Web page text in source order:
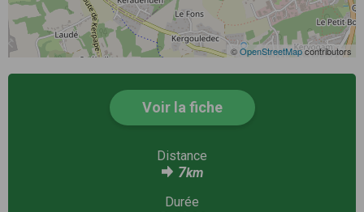
©OpenStreetMapcontributors
Voir la fiche
Distance
7km
Durée